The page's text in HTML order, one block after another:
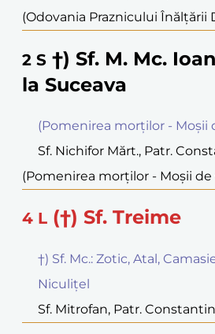
(Odovania Praznicului Înălţării
2 S †) Sf. M. Mc.
la Suceava
(Pomenirea morţilor - Moşii
Sf. Nichifor Mărt., Patr.
(Pomenirea morţilor - Moşii de
4 L (†) Sf. Treime
†) Sf. Mc.: Zotic, Atal,
Niculiţel
Sf. Mitrofan, Patr.